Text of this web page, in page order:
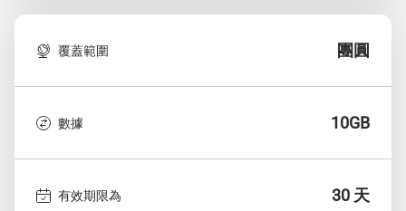
覆蓋範圍 團圓
數據 10GB
有效期限為 30 天